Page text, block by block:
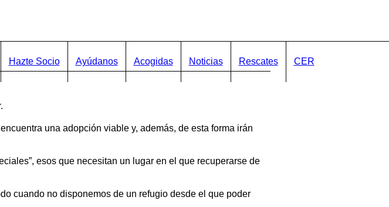
Hazte Socio Ayúdanos Acogidas Noticias Rescates CER
una adopción viable y, además, de esta forma irán
esos que necesitan un lugar en el que recuperarse de
cuando no disponemos de un refugio desde el que poder